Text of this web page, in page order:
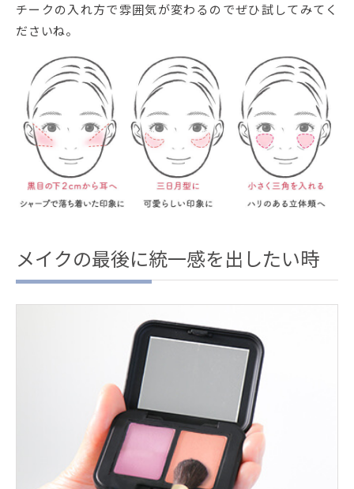
チークの入れ方で雰囲気が変わるのでぜひ試してみてく
ださいね。
メイクの最後に統一感を出したい時